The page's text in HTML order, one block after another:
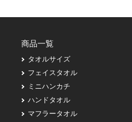
商品一覧
タオルサイズ
フェイスタオル
ミニハンカチ
ハンドタオル
マフラータオル